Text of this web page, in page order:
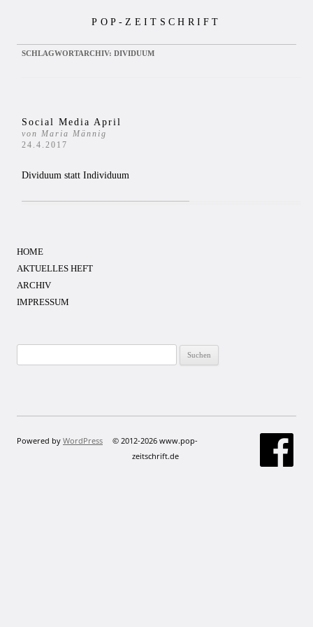
POP-ZEITSCHRIFT
SCHLAGWORTARCHIV: DIVIDUUM
Social Media April
von Maria Männig
24.4.2017
Dividuum statt Individuum
HOME
AKTUELLES HEFT
ARCHIV
IMPRESSUM
nach:
Powered by WordPress
© 2012-2026 www.pop-
zeitschrift.de